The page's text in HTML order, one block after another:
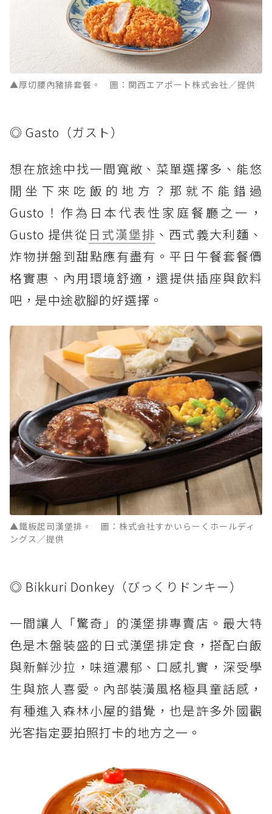
▲厚切腰內豬排套餐。 圖：関西エアポート株式会社／提供
◎ Gasto（ガスト）
想在旅途中找一間寬敞、菜單選擇多、能悠
閒坐下來吃飯的地方？那就不能錯過
Gusto！作為日本代表性家庭餐廳之一，
Gusto 提供從 日式漢堡排 、西式義大利麵、
炸物拼盤到甜點應有盡有。平日午餐套餐價
格實惠、內用環境舒適，還提供插座與飲料
吧，是中途歇腳的好選擇。
▲鐵板起司漢堡排。 圖：株式会社すかいらーくホールディ
ングス／提供
◎ Bikkuri Donkey（びっくりドンキー）
一間讓人「驚奇」的漢堡排專賣店。最大特
色是木盤裝盛的日式漢堡排定食，搭配白飯
與新鮮沙拉，味道濃郁、口感扎實，深受學
生與旅人喜愛。內部裝潢風格極具童話感，
有種進入森林小屋的錯覺，也是許多外國觀
光客指定要拍照打卡的地方之一。